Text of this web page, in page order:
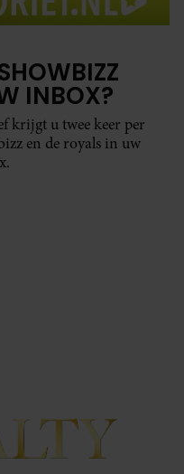
INBOX?
krijgt u twee keer per
en de royals in uw